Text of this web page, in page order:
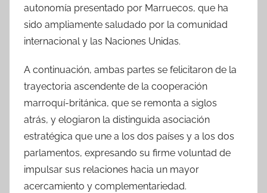
autonomía presentado por Marruecos, que ha
sido ampliamente saludado por la comunidad
internacional y las Naciones Unidas.
A continuación, ambas partes se felicitaron de la
trayectoria ascendente de la cooperación
marroquí-británica, que se remonta a siglos
atrás, y elogiaron la distinguida asociación
estratégica que une a los dos países y a los dos
parlamentos, expresando su firme voluntad de
impulsar sus relaciones hacia un mayor
acercamiento y complementariedad.